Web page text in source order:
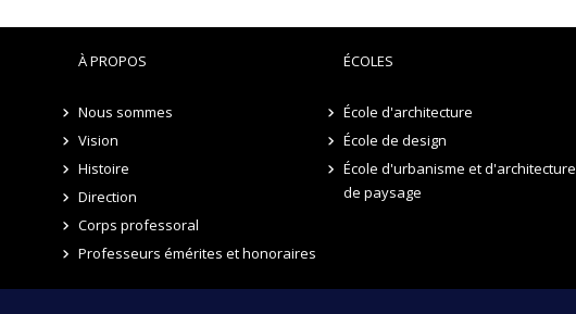
À PROPOS
Nous sommes
Vision
Histoire
Direction
Corps professoral
Professeurs émérites et honoraires
ÉCOLES
École d'architecture
École de design
École d'urbanisme et d'architecture
de paysage